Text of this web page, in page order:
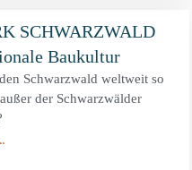
SCHWARZWALD
Baukultur
Schwarzwald weltweit so
der Schwarzwälder